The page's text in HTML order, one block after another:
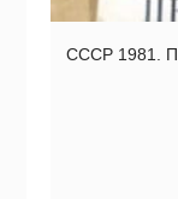
СССР 1981.